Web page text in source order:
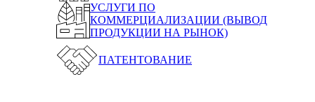
УСЛУГИ ПО
КОММЕРЦИАЛИЗАЦИИ (ВЫВОД
ПРОДУКЦИИ НА РЫНОК)
ПАТЕНТОВАНИЕ